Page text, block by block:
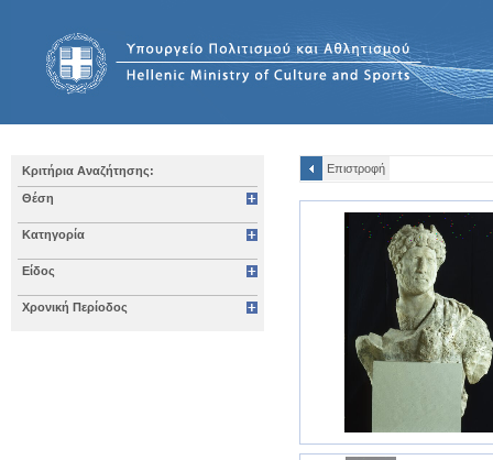
Κριτήρια Αναζήτησης:
Θέση
Κατηγορία
Είδος
Χρονική Περίοδος
Επιστροφή